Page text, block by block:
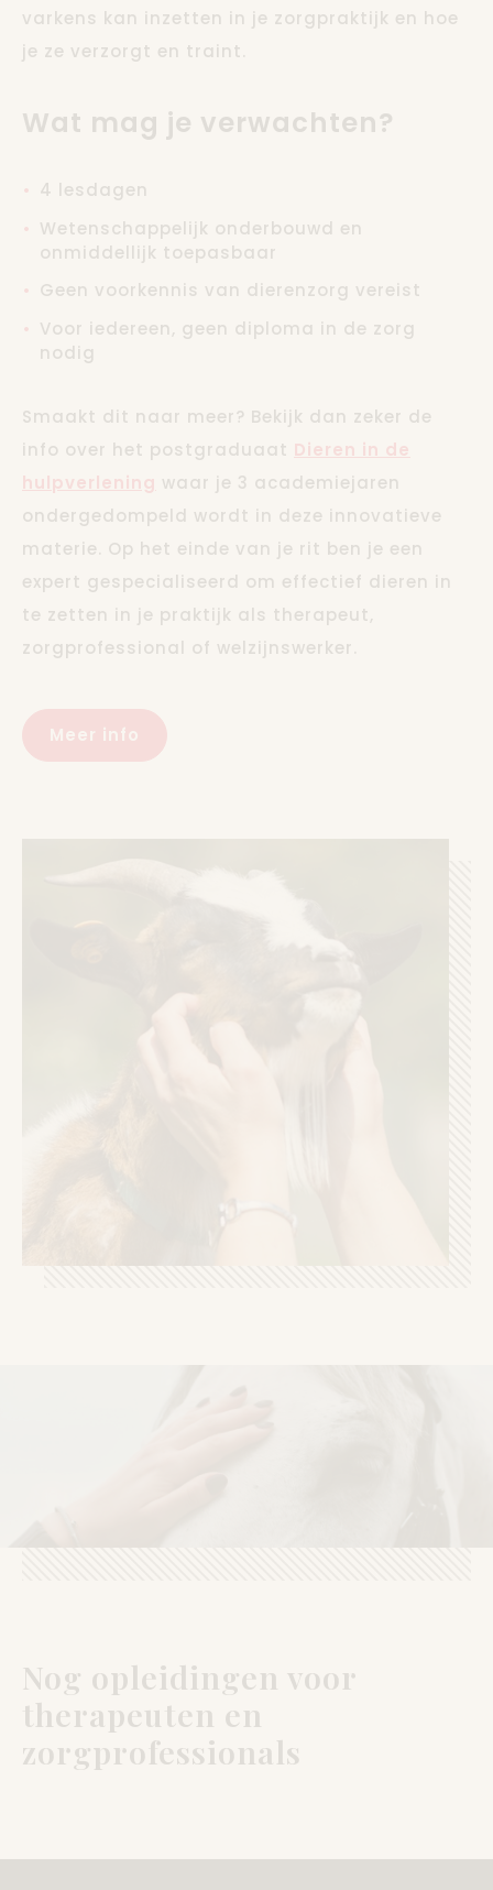
varkens kan inzetten in je zorgpraktijk en hoe
je ze verzorgt en traint.
Wat mag je verwachten?
4 lesdagen
Wetenschappelijk onderbouwd en
onmiddellijk toepasbaar
Geen voorkennis van dierenzorg vereist
Voor iedereen, geen diploma in de zorg
nodig
Smaakt dit naar meer? Bekijk dan zeker de
info over het postgraduaat Dieren in de
hulpverlening waar je 3 academiejaren
ondergedompeld wordt in deze innovatieve
materie. Op het einde van je rit ben je een
expert gespecialiseerd om effectief dieren in
te zetten in je praktijk als therapeut,
zorgprofessional of welzijnswerker.
Meer info
Nog opleidingen voor
therapeuten en
zorgprofessionals